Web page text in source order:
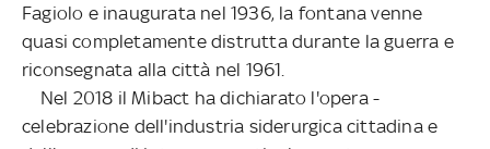
Fagiolo e inaugurata nel 1936, la fontana venne
quasi completamente distrutta durante la guerra e
riconsegnata alla città nel 1961.
Nel 2018 il Mibact ha dichiarato l'opera -
celebrazione dell'industria siderurgica cittadina e